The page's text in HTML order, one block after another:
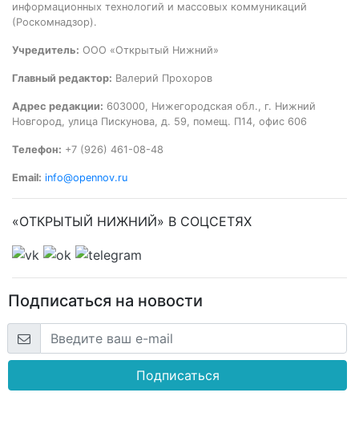
информационных технологий и массовых коммуникаций
(Роскомнадзор).
Учредитель: ООО «Открытый Нижний»
Главный редактор: Валерий Прохоров
Адрес редакции: 603000, Нижегородская обл., г. Нижний
Новгород, улица Пискунова, д. 59, помещ. П14, офис 606
Телефон: +7 (926) 461-08-48
Email: info@opennov.ru
«ОТКРЫТЫЙ НИЖНИЙ» В СОЦСЕТЯХ
Подписаться на новости
Подписаться